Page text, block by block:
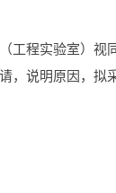
工程实验室）
，说明原因，